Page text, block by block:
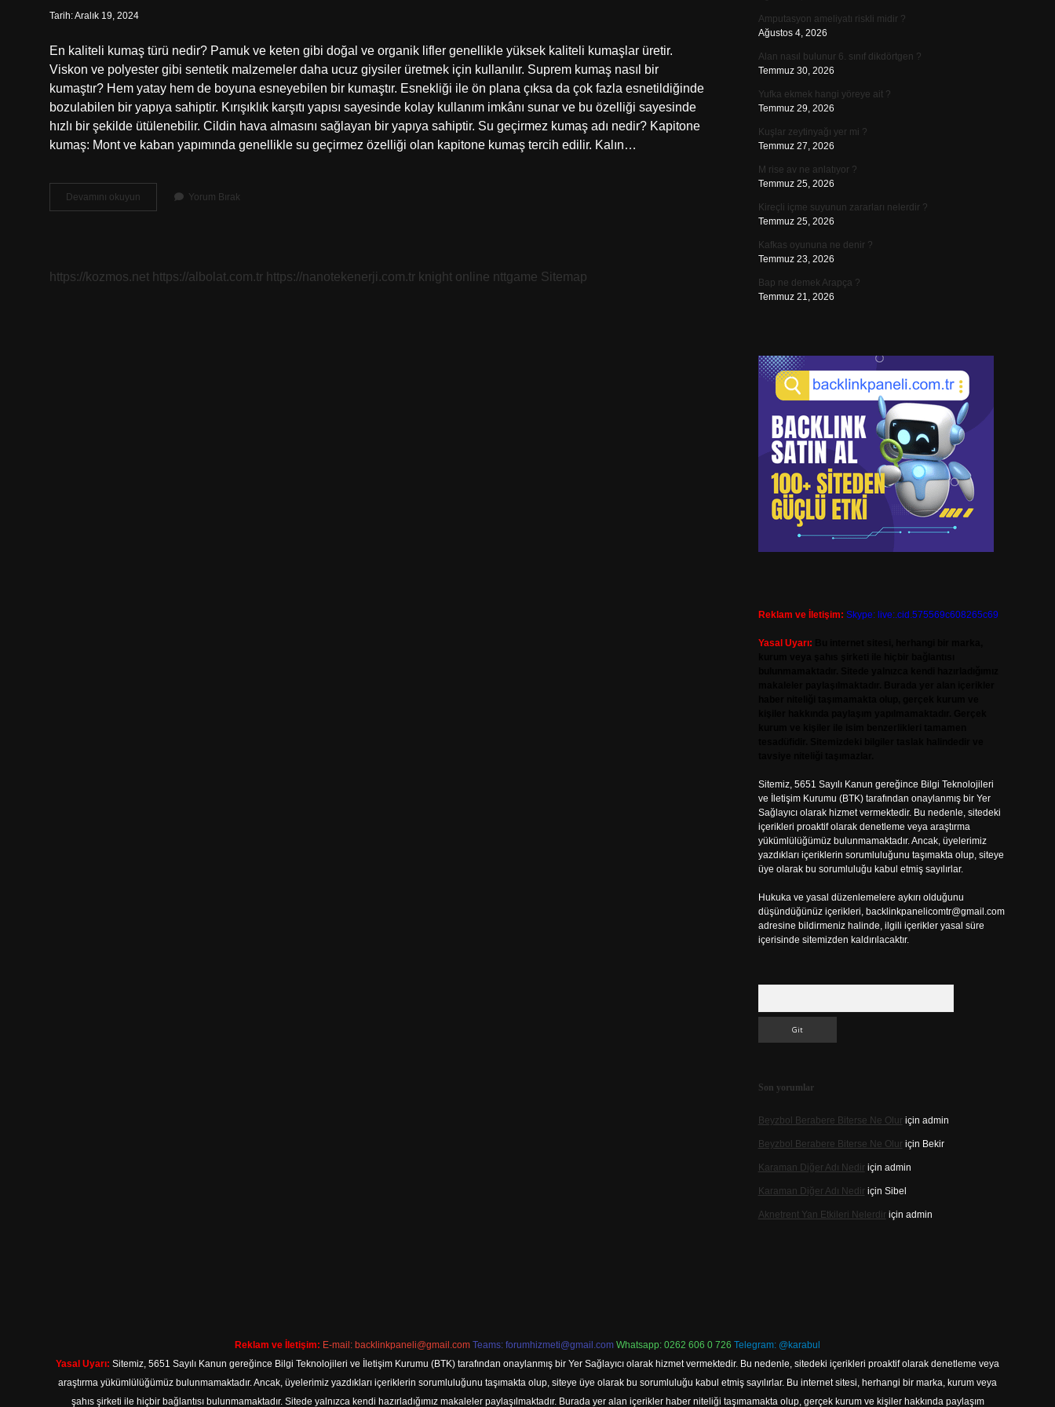
Tarih: Aralık 19, 2024
En kaliteli kumaş türü nedir? Pamuk ve keten gibi doğal ve organik lifler genellikle yüksek kaliteli kumaşlar üretir.
Viskon ve polyester gibi sentetik malzemeler daha ucuz giysiler üretmek için kullanılır. Suprem kumaş nasıl bir
kumaştır? Hem yatay hem de boyuna esneyebilen bir kumaştır. Esnekliği ile ön plana çıksa da çok fazla esnetildiğinde
bozulabilen bir yapıya sahiptir. Kırışıklık karşıtı yapısı sayesinde kolay kullanım imkânı sunar ve bu özelliği sayesinde
hızlı bir şekilde ütülenebilir. Cildin hava almasını sağlayan bir yapıya sahiptir. Su geçirmez kumaş adı nedir? Kapitone
kumaş: Mont ve kaban yapımında genellikle su geçirmez özelliği olan kapitone kumaş tercih edilir. Kalın…
Devamını okuyun
Kumaş
Yorum Bırak
https://kozmos.net https://albolat.com.tr https://nanotekenerji.com.tr knight online nttgame Sitemap
Amputasyon ameliyatı riskli midir ?
Ağustos 4, 2026
Alan nasıl bulunur 6. sınıf dikdörtgen ?
Temmuz 30, 2026
Yufka ekmek hangi yöreye ait ?
Temmuz 29, 2026
Kuşlar zeytinyağı yer mi ?
Temmuz 27, 2026
M rise av ne anlatıyor ?
Temmuz 25, 2026
Kireçli içme suyunun zararları nelerdir ?
Temmuz 25, 2026
Kafkas oyununa ne denir ?
Temmuz 23, 2026
Bap ne demek Arapça ?
Temmuz 21, 2026
Reklam ve İletişim: Skype: live:.cid.575569c608265c69
Yasal Uyarı:
Sitemiz, 5651 Sayılı Kanun gereğince Bilgi Teknolojileri
ve İletişim Kurumu (BTK) tarafından onaylanmış bir Yer
Sağlayıcı olarak hizmet vermektedir. Bu nedenle, sitedeki
içerikleri proaktif olarak denetleme veya araştırma
yükümlülüğümüz bulunmamaktadır. Ancak, üyelerimiz
yazdıkları içeriklerin sorumluluğunu taşımakta olup, siteye
üye olarak bu sorumluluğu kabul etmiş sayılırlar.
Hukuka ve yasal düzenlemelere aykırı olduğunu
düşündüğünüz içerikleri, backlinkpanelicomtr@gmail.com
adresine bildirmeniz halinde, ilgili içerikler yasal süre
içerisinde sitemizden kaldırılacaktır.
Son yorumlar
Beyzbol Berabere Biterse Ne Oluriçin admin
Beyzbol Berabere Biterse Ne Oluriçin Bekir
Karaman Diğer Adı Nediriçin admin
Karaman Diğer Adı Nediriçin Sibel
Aknetrent Yan Etkileri Nelerdiriçin admin
Reklam ve İletişim: E-mail: backlinkpaneli@gmail.com Teams: forumhizmeti@gmail.com Whatsapp: 0262 606 0 726 Telegram: @karabul
Yasal Uyarı: Sitemiz, 5651 Sayılı Kanun gereğince Bilgi Teknolojileri ve İletişim Kurumu (BTK) tarafından onaylanmış bir Yer Sağlayıcı olarak hizmet vermektedir. Bu nedenle, sitedeki içerikleri proaktif olarak denetleme veya
araştırma yükümlülüğümüz bulunmamaktadır. Ancak, üyelerimiz yazdıkları içeriklerin sorumluluğunu taşımakta olup, siteye üye olarak bu sorumluluğu kabul etmiş sayılırlar. Bu internet sitesi, herhangi bir marka, kurum veya
şahıs şirketi ile hiçbir bağlantısı bulunmamaktadır. Sitede yalnızca kendi hazırladığımız makaleler paylaşılmaktadır. Burada yer alan içerikler haber niteliği taşımamakta olup, gerçek kurum ve kişiler hakkında paylaşım